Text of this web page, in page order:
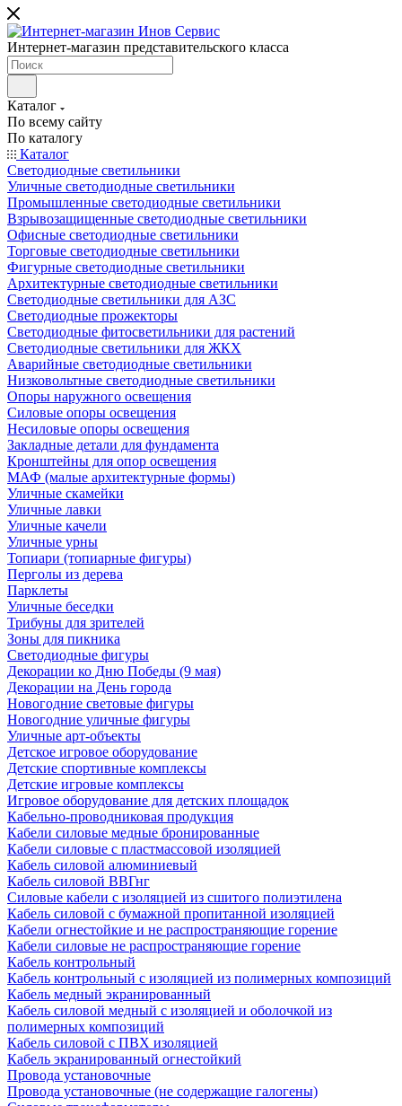
Интернет-магазин представительского класса
Каталог
По всему сайту
По каталогу
Каталог
Светодиодные светильники
Уличные светодиодные светильники
Промышленные светодиодные светильники
Взрывозащищенные светодиодные светильники
Офисные светодиодные светильники
Торговые светодиодные светильники
Фигурные светодиодные светильники
Архитектурные светодиодные светильники
Светодиодные светильники для АЗС
Светодиодные прожекторы
Светодиодные фитосветильники для растений
Светодиодные светильники для ЖКХ
Аварийные светодиодные светильники
Низковольтные светодиодные светильники
Опоры наружного освещения
Силовые опоры освещения
Несиловые опоры освещения
Закладные детали для фундамента
Кронштейны для опор освещения
МАФ (малые архитектурные формы)
Уличные скамейки
Уличные лавки
Уличные качели
Уличные урны
Топиари (топиарные фигуры)
Перголы из дерева
Парклеты
Уличные беседки
Трибуны для зрителей
Зоны для пикника
Светодиодные фигуры
Декорации ко Дню Победы (9 мая)
Декорации на День города
Новогодние световые фигуры
Новогодние уличные фигуры
Уличные арт-объекты
Детское игровое оборудование
Детские спортивные комплексы
Детские игровые комплексы
Игровое оборудование для детских площадок
Кабельно-проводниковая продукция
Кабели силовые медные бронированные
Кабели силовые с пластмассовой изоляцией
Кабель силовой алюминиевый
Кабель силовой ВВГнг
Силовые кабели с изоляцией из сшитого полиэтилена
Кабель силовой с бумажной пропитанной изоляцией
Кабели огнестойкие и не распространяющие горение
Кабели силовые не распространяющие горение
Кабель контрольный
Кабель контрольный с изоляцией из полимерных композиций
Кабель медный экранированный
Кабель силовой медный с изоляцией и оболочкой из
полимерных композиций
Кабель силовой с ПВХ изоляцией
Кабель экранированный огнестойкий
Провода установочные
Провода установочные (не содержащие галогены)